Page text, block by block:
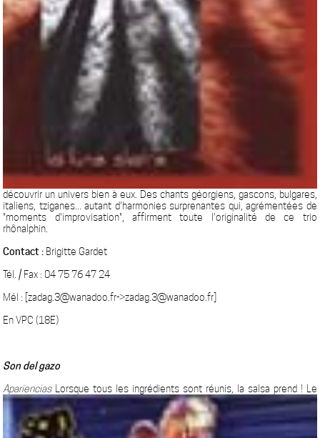
découvrir un univers bien à eux. Des chants géorgiens, gascons, bulgares,
italiens, tziganes... autant d'harmonies surprenantes qui, agrémentées de
"moments d'improvisation", affirment toute l'originalité de ce trio
rhônalphin.
Contact : Brigitte Gardet
Tél. / Fax : 04 75 76 47 24
Mél : [zadag.3@wanadoo.fr->zadag.3@wanadoo.fr]
En VPC (18E)
Son del gazo
Apariencias
Lorsque tous les ingrédients sont réunis, la salsa prend ! Le